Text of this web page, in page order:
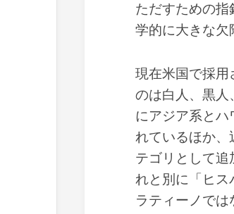
ただすための
学的に大きな欠
現在米国で採用
のは白人、黒
にアジア系とハ
れているほか、
テゴリとして
れと別に「ヒス
ラティーノでは